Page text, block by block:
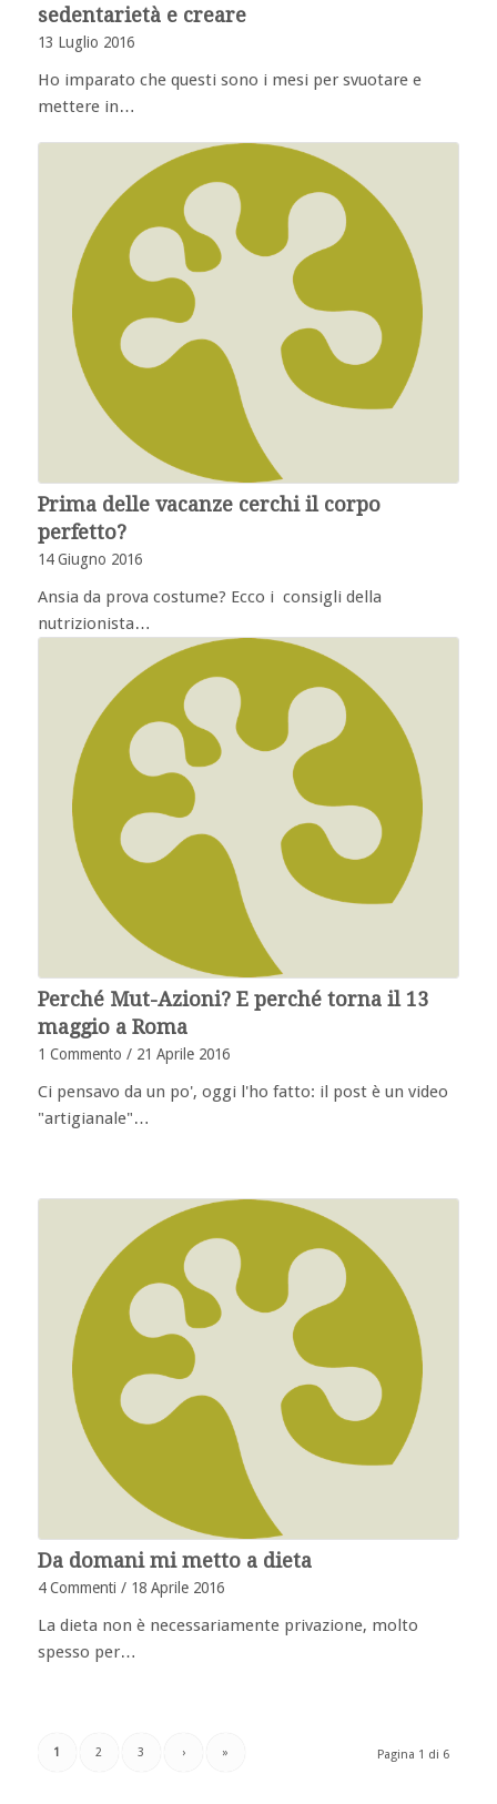
sedentarietà e creare
13 Luglio 2016
Ho imparato che questi sono i mesi per svuotare e
mettere in…
Prima delle vacanze cerchi il corpo
perfetto?
14 Giugno 2016
Ansia da prova costume? Ecco i consigli della
nutrizionista…
Perché Mut-Azioni? E perché torna il 13
maggio a Roma
1 Commento / 21 Aprile 2016
Ci pensavo da un po', oggi l'ho fatto: il post è un video
"artigianale"…
Da domani mi metto a dieta
4 Commenti / 18 Aprile 2016
La dieta non è necessariamente privazione, molto
spesso per…
Pagina 1 di 6
1 2 3 › »